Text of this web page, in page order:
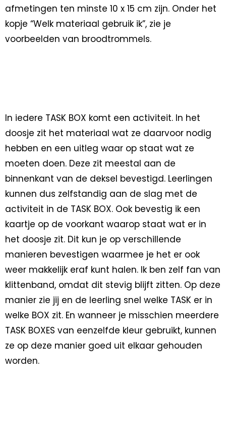
afmetingen ten minste 10 x 15 cm zijn. Onder het
kopje “Welk materiaal gebruik ik”, zie je
voorbeelden van broodtrommels.
In iedere TASK BOX komt een activiteit. In het
doosje zit het materiaal wat ze daarvoor nodig
hebben en een uitleg waar op staat wat ze
moeten doen. Deze zit meestal aan de
binnenkant van de deksel bevestigd. Leerlingen
kunnen dus zelfstandig aan de slag met de
activiteit in de TASK BOX. Ook bevestig ik een
kaartje op de voorkant waarop staat wat er in
het doosje zit. Dit kun je op verschillende
manieren bevestigen waarmee je het er ook
weer makkelijk eraf kunt halen. Ik ben zelf fan van
klittenband, omdat dit stevig blijft zitten. Op deze
manier zie jij en de leerling snel welke TASK er in
welke BOX zit. En wanneer je misschien meerdere
TASK BOXES van eenzelfde kleur gebruikt, kunnen
ze op deze manier goed uit elkaar gehouden
worden.